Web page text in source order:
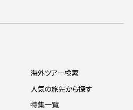
海外ツアー検索
人気の旅先から探す
特集一覧